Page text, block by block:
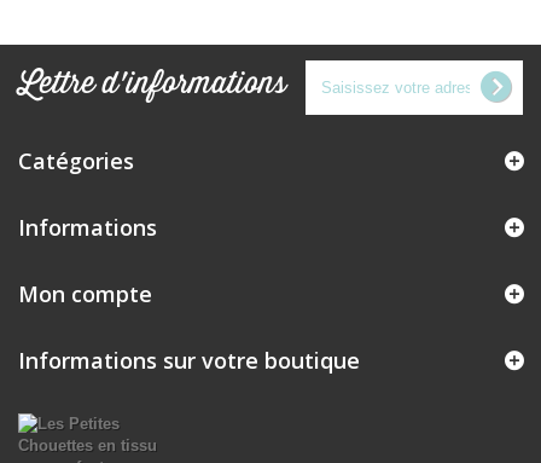
Lettre d'informations
Catégories
Informations
Mon compte
Informations sur votre boutique